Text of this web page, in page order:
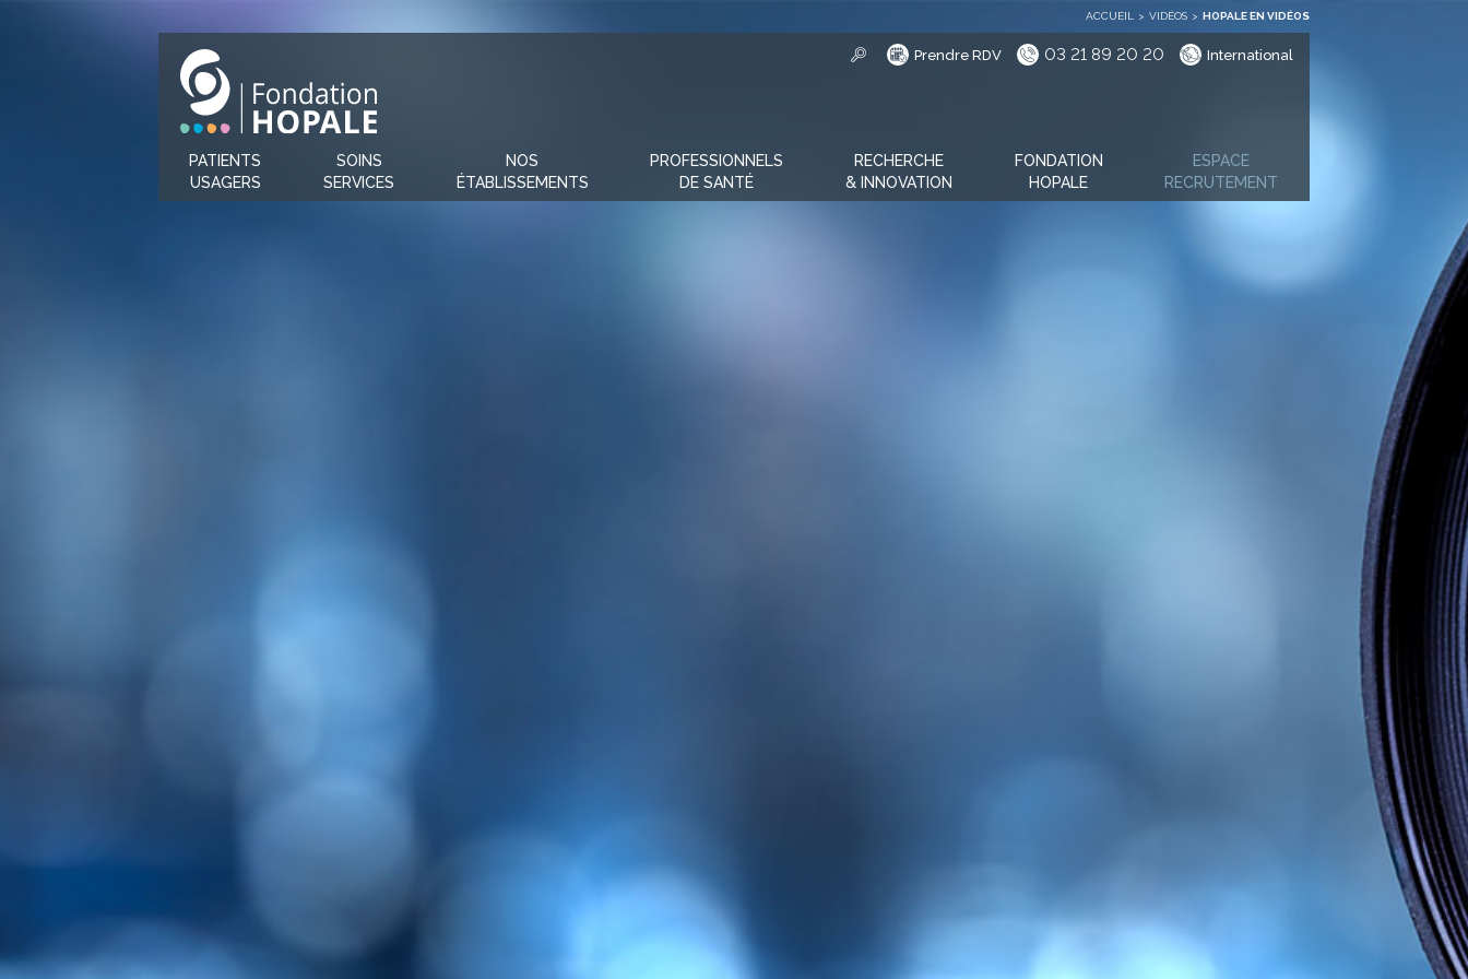
ACCUEIL > VIDÉOS > HOPALE EN VIDÉOS
Prendre RDV 03 21 89 20 20 International
PATIENTS
USAGERS
SOINS
SERVICES
NOS
ÉTABLISSEMENTS
PROFESSIONNELS
DE SANTÉ
RECHERCHE
& INNOVATION
FONDATION
HOPALE
ESPACE
RECRUTEMENT